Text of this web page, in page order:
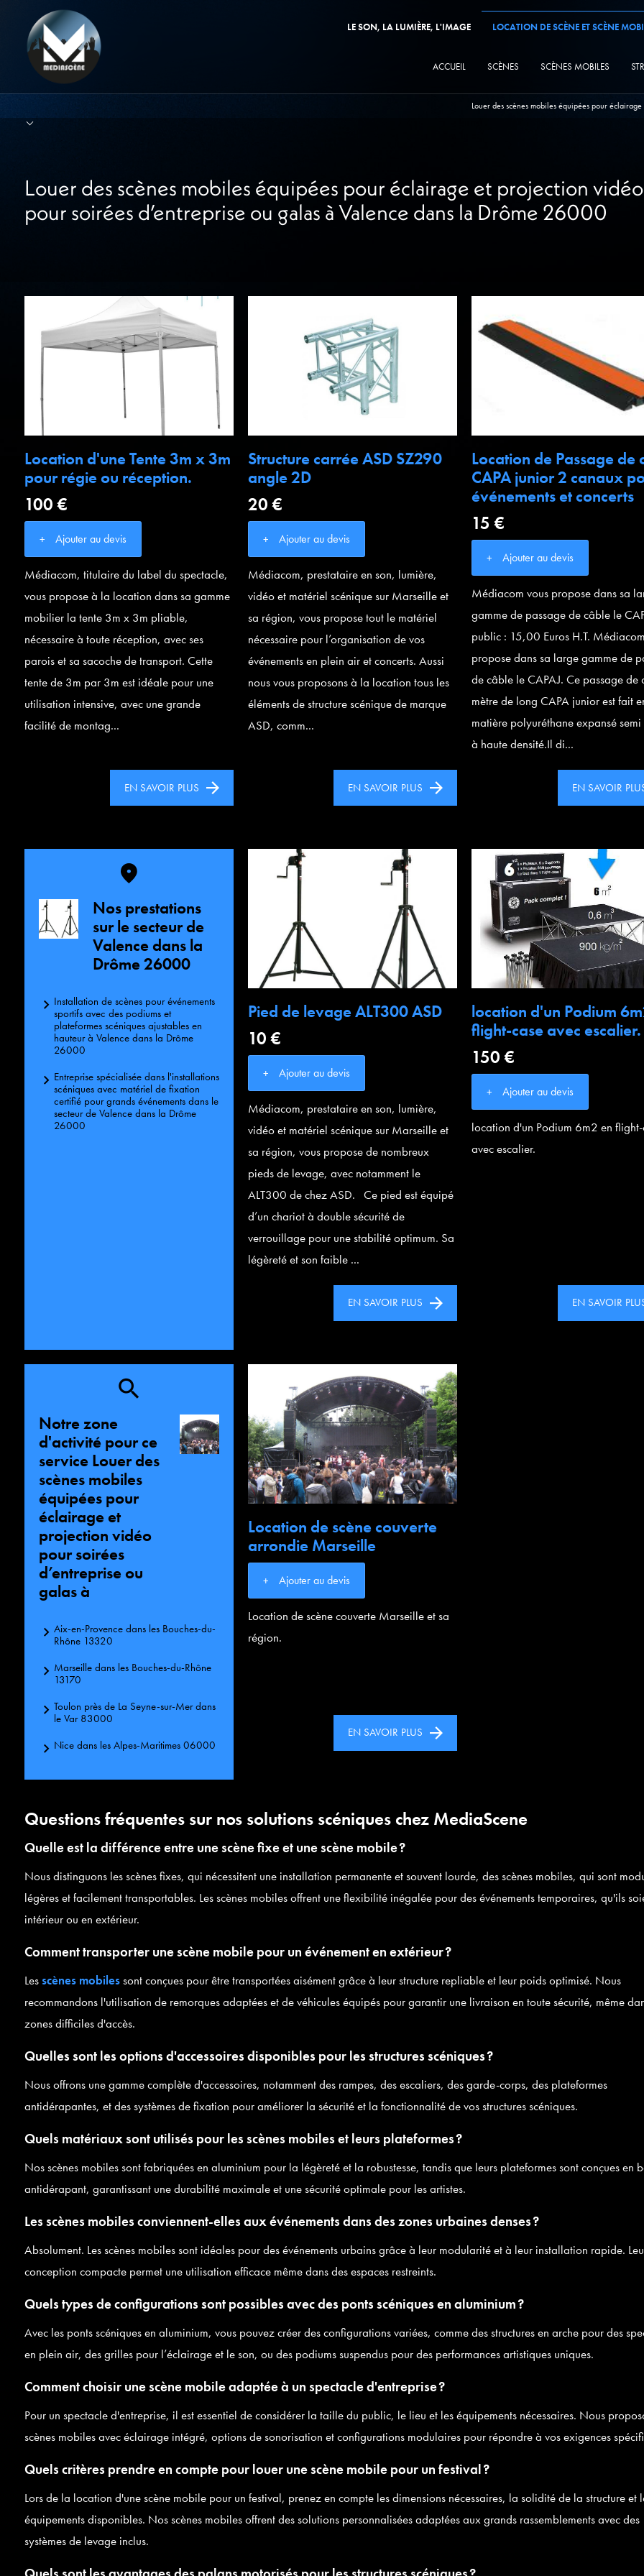
LE SON, LA LUMIÈRE, L'IMAGE LOCATION DE SCÈNE ET SCÈNE
ACCUEIL SCÈNES SCÈNES MOBILES
Louer des scènes mobiles équipées pour
Louer des scènes mobiles équipées pour éclairage et projection vidéo
pour soirées d’entreprise ou galas à Valence dans la Drôme 26000
Location d'une Tente 3m x 3m
pour régie ou réception.
100 €
Ajouter au devis
Médiacom, titulaire du label du spectacle,
vous propose à la location dans sa gamme
mobilier la tente 3m x 3m pliable,
nécessaire à toute réception, avec ses
parois et sa sacoche de transport. Cette
tente de 3m par 3m est idéale pour une
utilisation intensive, avec une grande
facilité de montag...
EN SAVOIR PLUS
Structure carrée ASD SZ290
angle 2D
20 €
Ajouter au devis
Médiacom, prestataire en son, lumière,
vidéo et matériel scénique sur Marseille et
sa région, vous propose tout le matériel
nécessaire pour l’organisation de vos
événements en plein air et concerts. Aussi
nous vous proposons à la location tous les
éléments de structure scénique de marque
ASD, comm...
EN SAVOIR PLUS
Location de Passage de
CAPA junior 2 canaux
événements et concerts
15 €
Ajouter au devis
Médiacom vous propose dans sa
gamme de passage de câble le
public : 15,00 Euros H.T.
propose dans sa large gamme de
de câble le CAPAJ. Ce passage de
mètre de long CAPA junior est fait
matière polyuréthane expansé
à haute densité.Il di...
EN SAVOIR
Nos prestations
sur le secteur de
Valence dans la
Drôme 26000
Installation de scènes pour événements
sportifs avec des podiums et
plateformes scéniques ajustables en
hauteur à Valence dans la Drôme
26000
Entreprise spécialisée dans l'installations
scéniques avec matériel de fixation
certifié pour grands événements dans le
secteur de Valence dans la Drôme
26000
Pied de levage ALT300 ASD
10 €
Ajouter au devis
Médiacom, prestataire en son, lumière,
vidéo et matériel scénique sur Marseille et
sa région, vous propose de nombreux
pieds de levage, avec notamment le
ALT300 de chez ASD. Ce pied est équipé
d’un chariot à double sécurité de
verrouillage pour une stabilité optimum. Sa
légèreté et son faible ...
EN SAVOIR PLUS
location d'un Podium
flight-case avec escalier.
150 €
Ajouter au devis
location d'un Podium 6m2 en
avec escalier.
EN SAVOIR
Notre zone
d'activité pour ce
service Louer des
scènes mobiles
équipées pour
éclairage et
projection vidéo
pour soirées
d’entreprise ou
galas à
Aix-en-Provence dans les Bouches-du-
Rhône 13320
Marseille dans les Bouches-du-Rhône
13170
Toulon près de La Seyne-sur-Mer dans
le Var 83000
Nice dans les Alpes-Maritimes 06000
Location de scène couverte
arrondie Marseille
Ajouter au devis
Location de scène couverte Marseille et sa
région.
EN SAVOIR PLUS
Questions fréquentes sur nos solutions scéniques chez MediaScene
Quelle est la différence entre une scène fixe et une scène mobile ?
Nous distinguons les scènes fixes, qui nécessitent une installation permanente et souvent lourde, des scènes mobiles, qui sont
légères et facilement transportables. Les scènes mobiles offrent une flexibilité inégalée pour des événements temporaires, qu'ils
intérieur ou en extérieur.
Comment transporter une scène mobile pour un événement en extérieur ?
Lesscènes mobilessont conçues pour être transportées aisément grâce à leur structure repliable et leur poids optimisé. Nous
recommandons l'utilisation de remorques adaptées et de véhicules équipés pour garantir une livraison en toute sécurité, même
zones difficiles d'accès.
Quelles sont les options d'accessoires disponibles pour les structures scéniques ?
Nous offrons une gamme complète d'accessoires, notamment des rampes, des escaliers, des garde-corps, des plateformes
antidérapantes, et des systèmes de fixation pour améliorer la sécurité et la fonctionnalité de vos structures scéniques.
Quels matériaux sont utilisés pour les scènes mobiles et leurs plateformes ?
Nos scènes mobiles sont fabriquées en aluminium pour la légèreté et la robustesse, tandis que leurs plateformes sont conçues en
antidérapant, garantissant une durabilité maximale et une sécurité optimale pour les artistes.
Les scènes mobiles conviennent-elles aux événements dans des zones urbaines denses ?
Absolument. Les scènes mobiles sont idéales pour des événements urbains grâce à leur modularité et à leur installation rapide.
conception compacte permet une utilisation efficace même dans des espaces restreints.
Quels types de configurations sont possibles avec des ponts scéniques en aluminium ?
Avec les ponts scéniques en aluminium, vous pouvez créer des configurations variées, comme des structures en arche pour des
en plein air, des grilles pour l’éclairage et le son, ou des podiums suspendus pour des performances artistiques uniques.
Comment choisir une scène mobile adaptée à un spectacle d'entreprise ?
Pour un spectacle d'entreprise, il est essentiel de considérer la taille du public, le lieu et les équipements nécessaires. Nous
scènes mobiles avec éclairage intégré, options de sonorisation et configurations modulaires pour répondre à vos exigences
Quels critères prendre en compte pour louer une scène mobile pour un festival ?
Lors de la location d'une scène mobile pour un festival, prenez en compte les dimensions nécessaires, la solidité de la structure et
équipements disponibles. Nos scènes mobiles offrent des solutions personnalisées adaptées aux grands rassemblements avec des
systèmes de levage inclus.